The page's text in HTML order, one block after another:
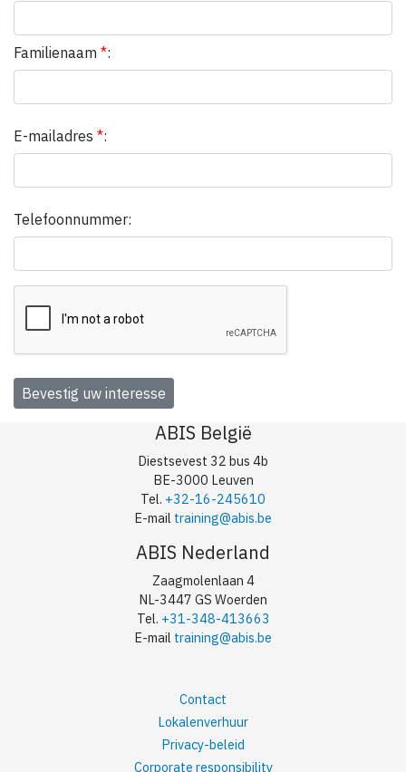
Familienaam *:
E-mailadres *:
Telefoonnummer:
ABIS België
Diestsevest 32 bus 4b
BE-3000 Leuven
Tel. +32-16-245610
E-mail training@abis.be
ABIS Nederland
Zaagmolenlaan 4
NL-3447 GS Woerden
Tel. +31-348-413663
E-mail training@abis.be
Contact
Lokalenverhuur
Privacy-beleid
Corporate responsibility